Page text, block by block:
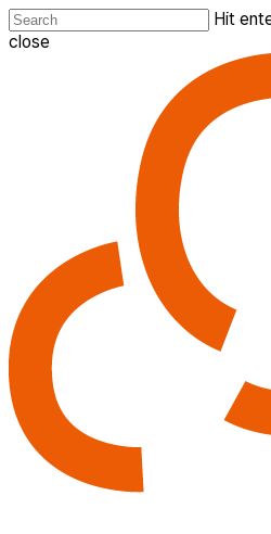
Skip
to
Hit
close